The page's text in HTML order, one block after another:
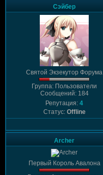
Сэйбер
Святой Экзекутор Форума
Группа: Пользователи
Сообщений: 184
Репутация: 4
Статус: Offline
Archer
Первый Король Авалона